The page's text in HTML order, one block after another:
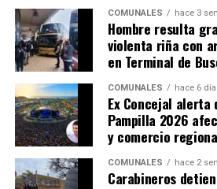
COMUNALES hace 3
Hombre resulta
violenta riña con
en Terminal de
COMUNALES hace 6
Ex Concejal alerta
Pampilla 2026
y comercio
COMUNALES hace 2
Carabineros